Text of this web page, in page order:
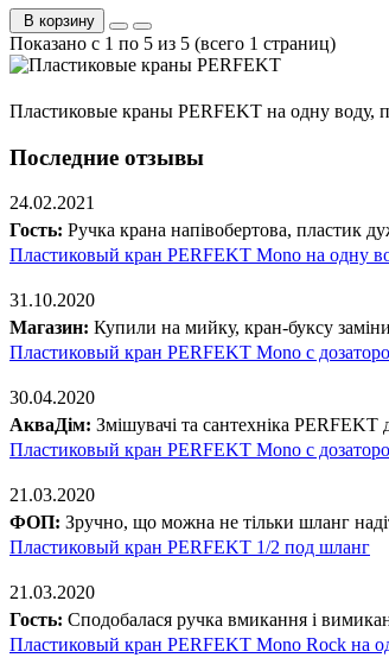
В корзину
Показано с 1 по 5 из 5 (всего 1 страниц)
Пластиковые краны PERFEKT на одну воду,
Последние отзывы
24.02.2021
Гость: Ручка крана напівобертова, пластик
Пластиковый кран PERFEKT Mono на одну
31.10.2020
Магазин: Купили на мийку, кран-буксу
Пластиковый кран PERFEKT Mono с
30.04.2020
АкваДім: Змішувачі та сантехніка PERFEKT
Пластиковый кран PERFEKT Mono с
21.03.2020
ФОП: Зручно, що можна не тільки шланг
Пластиковый кран PERFEKT 1/2 под шланг
21.03.2020
Гость: Сподобалася ручка вмикання і
Пластиковый кран PERFEKT Mono Rock на